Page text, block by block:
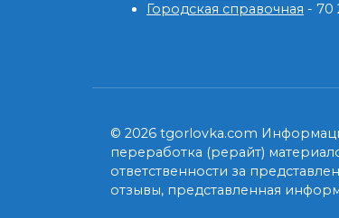
Городская справочная - 70
© 2026 tgorlovka.com
переработка (рерайт)
ответственности за
отзывы, представленная